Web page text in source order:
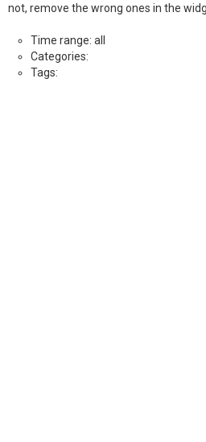
not, remove the wrong ones in the
Time range: all
Categories:
Tags: